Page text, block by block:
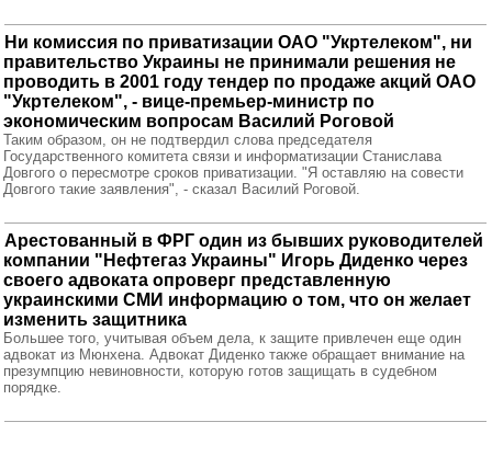
Ни комиссия по приватизации ОАО "Укртелеком", ни
правительство Украины не принимали решения не
проводить в 2001 году тендер по продаже акций ОАО
"Укртелеком", - вице-премьер-министр по
экономическим вопросам Василий Роговой
Таким образом, он не подтвердил слова председателя
Государственного комитета связи и информатизации Станислава
Довгого о пересмотре сроков приватизации. "Я оставляю на совести
Довгого такие заявления", - сказал Василий Роговой.
Арестованный в ФРГ один из бывших руководителей
компании "Нефтегаз Украины" Игорь Диденко через
своего адвоката опроверг представленную
украинскими СМИ информацию о том, что он желает
изменить защитника
Большее того, учитывая объем дела, к защите привлечен еще один
адвокат из Мюнхена. Адвокат Диденко также обращает внимание на
презумпцию невиновности, которую готов защищать в судебном
порядке.